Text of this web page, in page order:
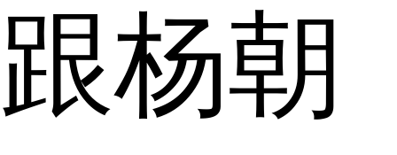
跟杨朝